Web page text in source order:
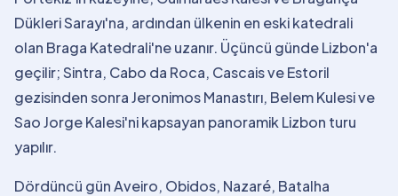
Dükleri Sarayı'na, ardından ülkenin en eski katedrali
olan Braga Katedrali'ne uzanır. Üçüncü günde Lizbon'a
geçilir; Sintra, Cabo da Roca, Cascais ve Estoril
gezisinden sonra Jeronimos Manastırı, Belem Kulesi ve
Sao Jorge Kalesi'ni kapsayan panoramik Lizbon turu
yapılır.
Dördüncü gün Aveiro, Obidos, Nazaré, Batalha